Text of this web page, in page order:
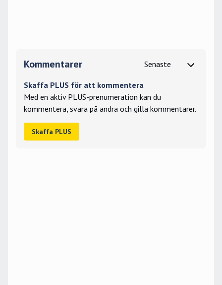
Kommentarer
Skaffa PLUS för att kommentera
Med en aktiv PLUS-prenumeration kan du
kommentera, svara på andra och gilla kommentarer.
Skaffa PLUS